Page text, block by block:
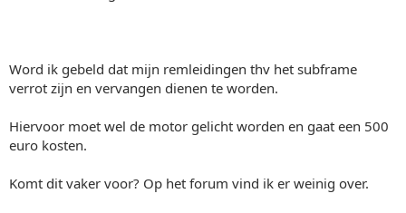
Word ik gebeld dat mijn remleidingen thv het subframe
verrot zijn en vervangen dienen te worden.
Hiervoor moet wel de motor gelicht worden en gaat een 500
euro kosten.
Komt dit vaker voor? Op het forum vind ik er weinig over.